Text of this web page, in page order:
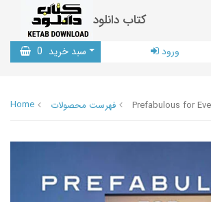
کتاب دانلود
سبد خرید 0 ورود
Home فهرست محصولات Prefabulous for